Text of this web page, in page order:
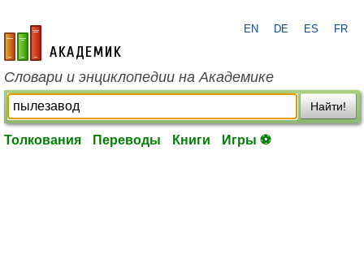
academic.ru
EN DE ES FR
Словари и энциклопедии на Академике
Найти!
Толкования Переводы Книги Игры ⚽